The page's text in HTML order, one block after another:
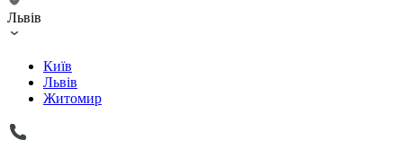
Львів
Київ
Львів
Житомир